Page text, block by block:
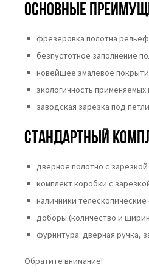
Основные
фрезеровка полотна
безпустотное заполнение
новейшее эмалевое
экологичность
заводская зарезка под
Стандартный
дверное полотно с
комплект коробки с
наличники телескопические
доборы (количество и
фурнитура: дверная ручка,
Обратите внимание!